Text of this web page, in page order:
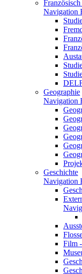
Französisch
Navigation
Geographie
Navigation
Geschichte
Navigation
Film